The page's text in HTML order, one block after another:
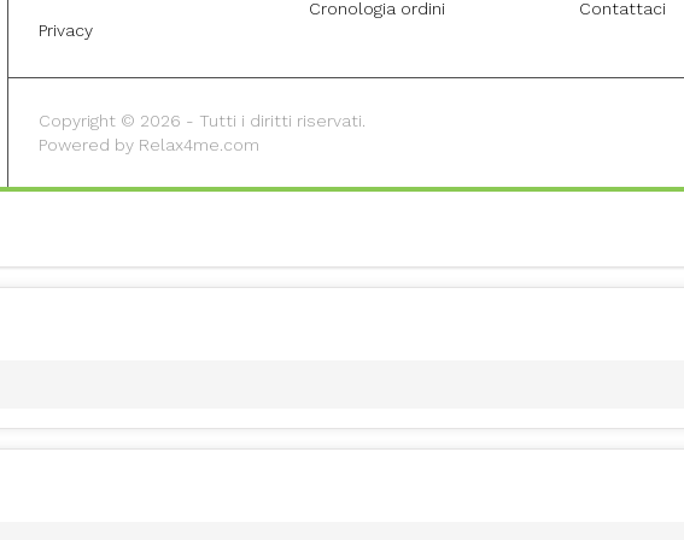
Privacy
Cronologia ordini Contattaci
Copyright © 2026 - Tutti i diritti riservati.
Powered by Relax4me.com